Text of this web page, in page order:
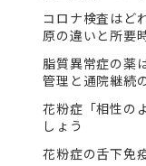
コロナ検査はど
原の違いと所要
脂質異常症の薬
管理と通院継続
花粉症「相性の
しょう
花粉症の舌下免